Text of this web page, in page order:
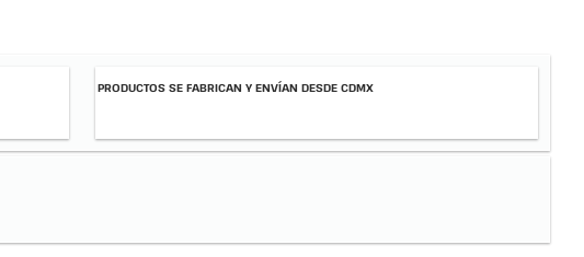
PRODUCTOS SE FABRICAN Y ENVÍAN DESDE CDMX